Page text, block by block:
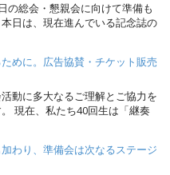
の総会・懇親会に向けて準備も
日は、現在進んでいる記念誌の
めに。広告協賛・チケット販売
動に多大なるご理解とご協力を
現在、私たち40回生は「継奏
わり、準備会は次なるステージ